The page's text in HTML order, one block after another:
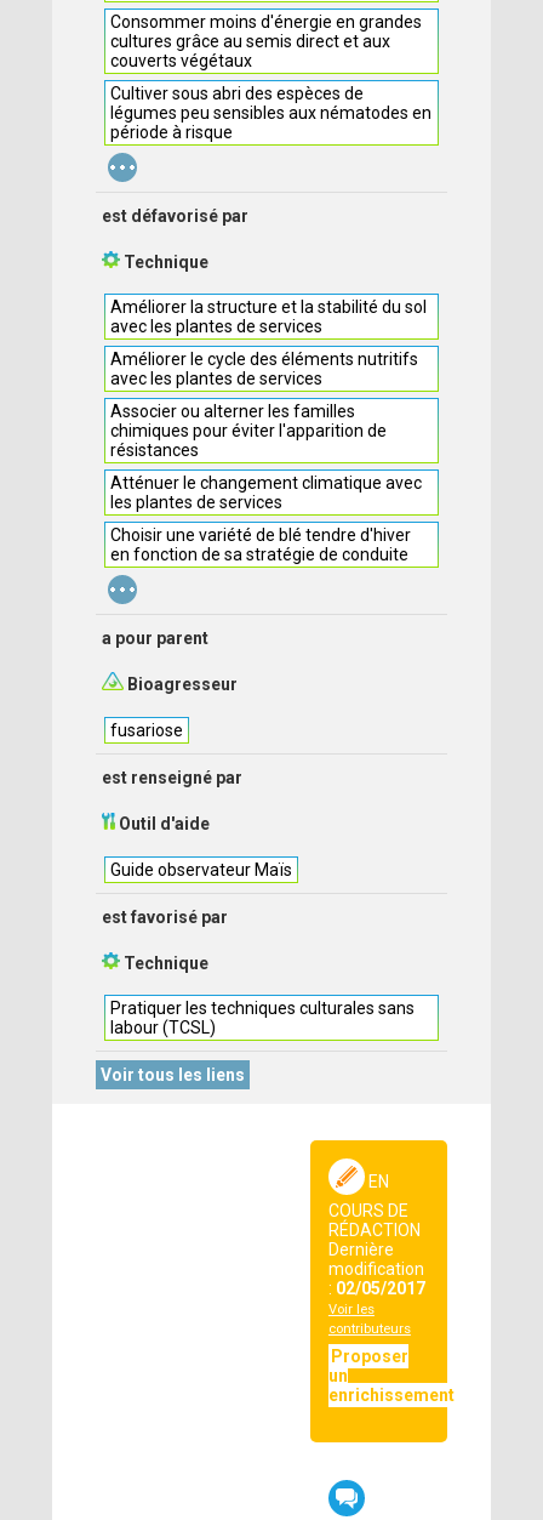
Consommer moins d'énergie en grandes
cultures grâce au semis direct et aux
couverts végétaux
Cultiver sous abri des espèces de
légumes peu sensibles aux nématodes en
période à risque
...
est défavorisé par
Technique
Améliorer la structure et la stabilité du sol
avec les plantes de services
Améliorer le cycle des éléments nutritifs
avec les plantes de services
Associer ou alterner les familles
chimiques pour éviter l'apparition de
résistances
Atténuer le changement climatique avec
les plantes de services
Choisir une variété de blé tendre d'hiver
en fonction de sa stratégie de conduite
...
a pour parent
Bioagresseur
fusariose
est renseigné par
Outil d'aide
Guide observateur Maïs
est favorisé par
Technique
Pratiquer les techniques culturales sans
labour (TCSL)
Voir tous les liens
EN
COURS DE
RÉDACTION
Dernière
modification
: 02/05/2017
Voir les
contributeurs
Proposer
un
enrichissement